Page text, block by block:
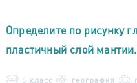
Определите по рисунку
пластичный слой мантии.
5 класс география